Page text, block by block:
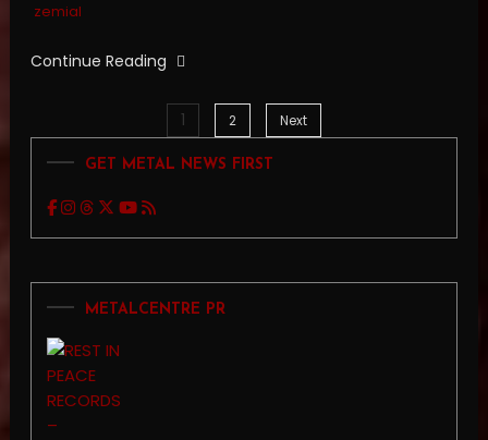
zemial
Continue Reading
pagination
1 2 Next
GET METAL NEWS FIRST
METALCENTRE PR